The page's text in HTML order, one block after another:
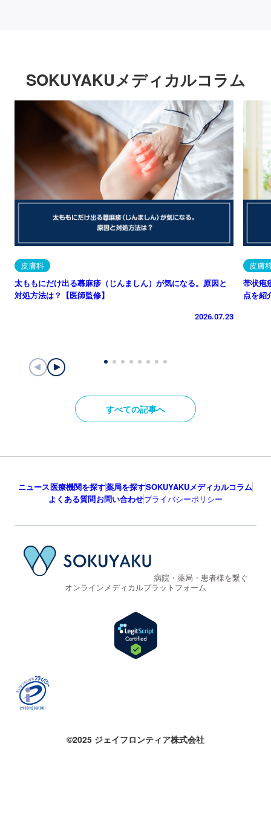
SOKUYAKUメディカルコラム
皮膚科
太ももにだけ出る蕁麻疹（じんましん）が気になる。原因と
対処方法は？【医師監修】
2026.07.23
皮膚
帯状疱
点を紹
すべての記事へ
ニュース医療機関を探す薬局を探すSOKUYAKUメディカルコラム
よくある質問お問い合わせプライバシーポリシー
病院・薬局・患者様を繋ぐ
オンラインメディカルプラットフォーム
©2025 ジェイフロンティア株式会社